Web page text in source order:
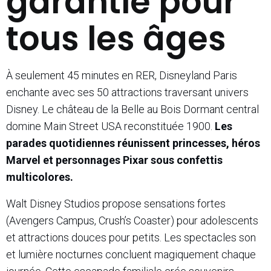
tous les âges
À seulement 45 minutes en RER, Disneyland Paris
enchante avec ses 50 attractions traversant univers
Disney. Le château de la Belle au Bois Dormant central
domine Main Street USA reconstituée 1900. Les
parades quotidiennes réunissent princesses, héros
Marvel et personnages Pixar sous confettis
multicolores.
Walt Disney Studios propose sensations fortes
(Avengers Campus, Crush’s Coaster) pour adolescents
et attractions douces pour petits. Les spectacles son
et lumière nocturnes concluent magiquement chaque